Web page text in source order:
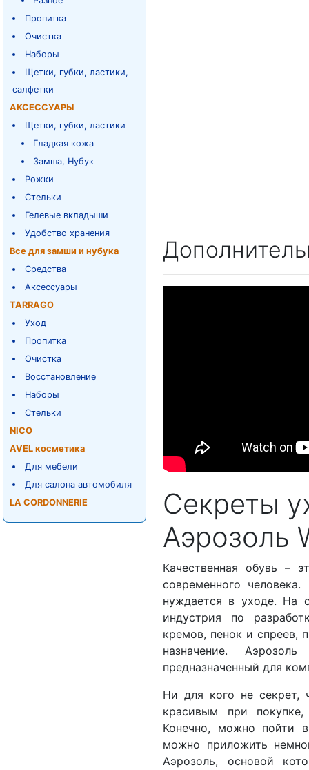
Пропитка
Очистка
Наборы
Щетки, губки, ластики,
салфетки
АКСЕССУАРЫ
Щетки, губки, ластики
Гладкая кожа
Замша, Нубук
Рожки
Стельки
Гелевые вкладыши
Удобство хранения
Все для замши и нубука
Средства
Аксессуары
TARRAGO
Уход
Пропитка
Очистка
Восстановление
Наборы
Стельки
NICO
AVEL косметика
Для мебели
Для салона автомобиля
LA CORDONNERIE
Секреты
Аэрозоль
Качественная обувь –
современного
нуждается в уходе. На
индустрия по
кремов, пенок и спреев,
назначение.
предназначенный для
Ни для кого не секрет,
красивым при
Конечно, можно пойти
можно приложить
Аэрозоль, основой